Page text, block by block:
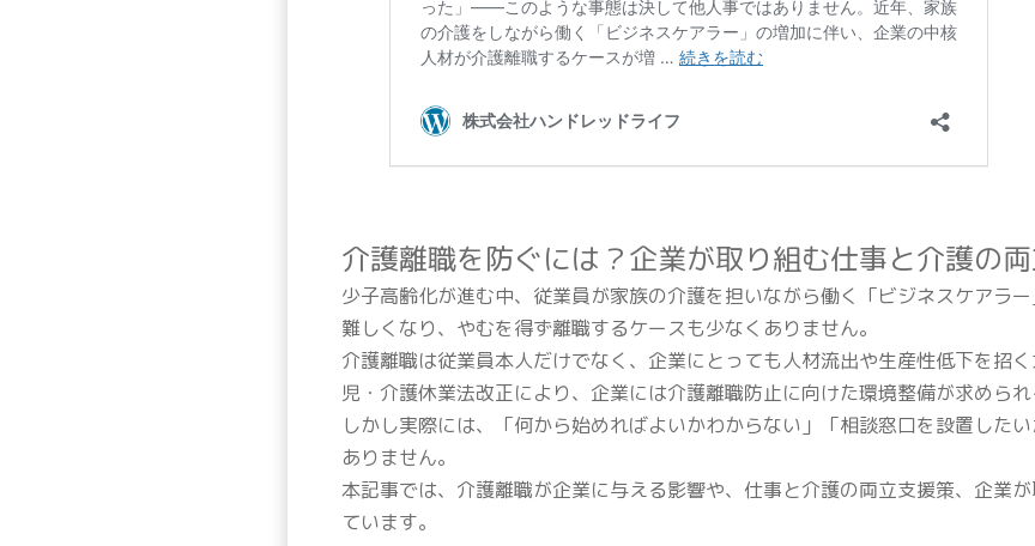
介護離職を防ぐには？企業が取り組む仕事と介護の
少子高齢化が進む中、従業員が家族の介護を担いながら働く「ビジネスケアラ
難しくなり、やむを得ず離職するケースも少なくありません。
介護離職は従業員本人だけでなく、企業にとっても人材流出や生産性低下を招
児・介護休業法改正により、企業には介護離職防止に向けた環境整備が求められ
しかし実際には、「何から始めればよいかわからない」「相談窓口を設置した
ありません。
本記事では、介護離職が企業に与える影響や、仕事と介護の両立支援策、企業
ています。